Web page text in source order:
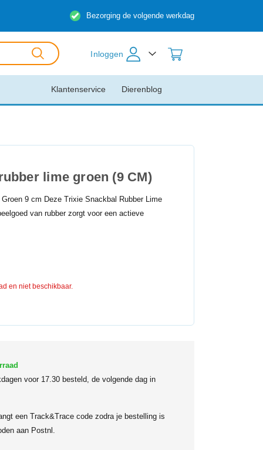
Bezorging de volgende werkdag
Inloggen
Dierenblog
Klantenservice
lime groen (9 CM)
9 cm Deze Trixie Snackbal Rubber Lime
van rubber zorgt voor een actieve
en niet beschikbaar.
voor 17.30 besteld, de volgende dag in
een Track&Trace code zodra je bestelling is
aan Postnl.